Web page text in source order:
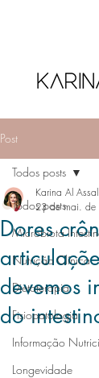
Post
Todos posts
Microbiota
Nutrição Clínica
Dietoterapia
Fisiopatologia
Informação
Longevidade
Todos posts
Dores
devemos
do
Karina Al Assal
23 de mai. de